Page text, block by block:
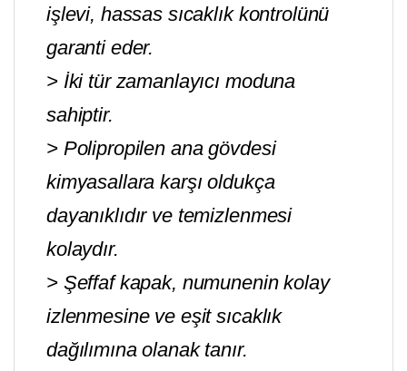
işlevi, hassas sıcaklık kontrolünü
garanti eder.
> İki tür zamanlayıcı moduna
sahiptir.
> Polipropilen ana gövdesi
kimyasallara karşı oldukça
dayanıklıdır ve temizlenmesi
kolaydır.
> Şeffaf kapak, numunenin kolay
izlenmesine ve eşit sıcaklık
dağılımına olanak tanır.